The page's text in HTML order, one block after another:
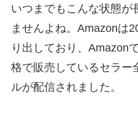
いつまでもこんな状態が
ませんよね。Amazonは
り出しており、Amazon
格で販売しているセラー
ルが配信されました。